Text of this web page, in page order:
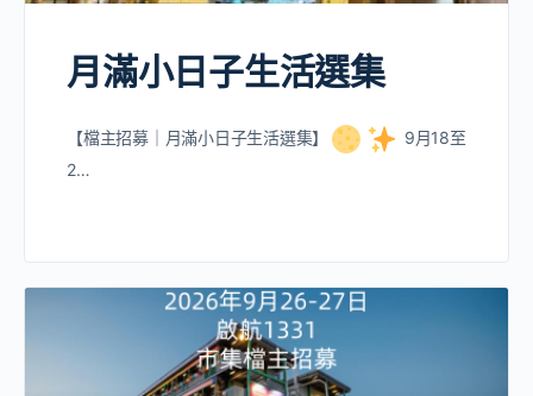
月滿小日子生活選集
【檔主招募｜月滿小日子生活選集】
9月18至
2…